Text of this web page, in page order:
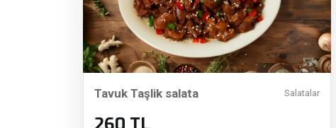
Tavuk Taşlik salata Salatalar